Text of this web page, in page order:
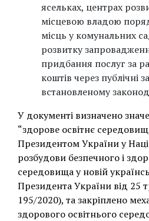
ясельках, центрах
місцевою владою
місць у комунальних
розвитку
придбання послуг за
коштів через публічні
встановленому
У документі визначено
“здорове освітнє
Президентом України у
розбудови безпечного і
середовища у новій
Президента України від 25
195/2020), та закріплено
здорового освітнього